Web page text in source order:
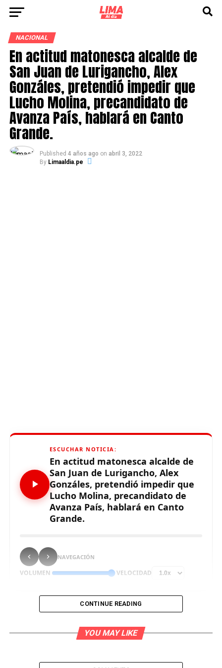
NACIONAL
En actitud matonesca alcalde de
San Juan de Lurigancho, Alex
Gonzáles, pretendió impedir que
Lucho Molina, precandidato de
Avanza País, hablará en Canto
Grande.
Published 4 años ago on abril 3, 2022
By Limaaldia.pe
ESCUCHAR NOTICIA:
En actitud matonesca alcalde de
San Juan de Lurigancho, Alex
Gonzáles, pretendió impedir que
Lucho Molina, precandidato de
Avanza País, hablará en Canto
Grande.
NAVEGACIÓN
VOLUMEN VELOCIDAD
En actitud matonesca y antidemocrática, Alex Gonzáles,
CONTINUE READING
YOU MAY LIKE